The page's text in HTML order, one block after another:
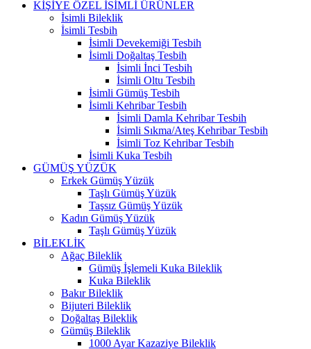
KİŞİYE ÖZEL İSİMLİ ÜRÜNLER
İsimli Bileklik
İsimli Tesbih
İsimli Devekemiği Tesbih
İsimli Doğaltaş Tesbih
İsimli İnci Tesbih
İsimli Oltu Tesbih
İsimli Gümüş Tesbih
İsimli Kehribar Tesbih
İsimli Damla Kehribar Tesbih
İsimli Sıkma/Ateş Kehribar Tesbih
İsimli Toz Kehribar Tesbih
İsimli Kuka Tesbih
GÜMÜŞ YÜZÜK
Erkek Gümüş Yüzük
Taşlı Gümüş Yüzük
Taşsız Gümüş Yüzük
Kadın Gümüş Yüzük
Taşlı Gümüş Yüzük
BİLEKLİK
Ağaç Bileklik
Gümüş İşlemeli Kuka Bileklik
Kuka Bileklik
Bakır Bileklik
Bijuteri Bileklik
Doğaltaş Bileklik
Gümüş Bileklik
1000 Ayar Kazaziye Bileklik